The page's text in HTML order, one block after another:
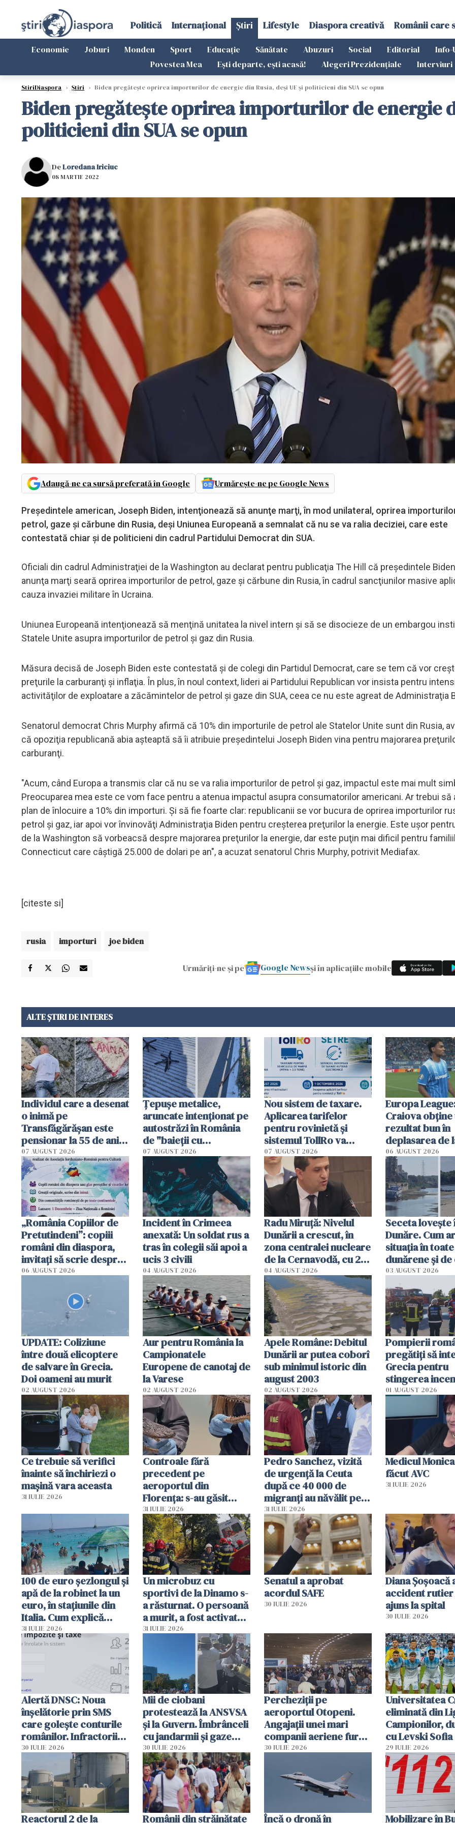
Politică Internațional Știri Lifestyle Diaspora creativă Românii care
Economie Joburi Monden Sport Educație Sănătate Abuzuri Social Editorial Info-
Povestea Mea
Ești departe, ești acasă! Alegeri Prezidențiale Interviuri
StiriDiaspora › Știri › Biden pregăteşte oprirea importurilor de energie din Rusia, deşi UE și politicieni din SUA se opun
Biden pregăteşte oprirea importurilor de energie
politicieni din SUA se opun
DeLoredana Iriciuc
08 MARTIE 2022
Adaugă-ne ca sursă preferată în Google Urmărește-ne pe Google News
Preşedintele american, Joseph Biden, intenţionează să anunţe marţi, în mod unilateral, oprirea
petrol, gaze şi cărbune din Rusia, deşi Uniunea Europeană a semnalat că nu se va ralia deciziei, care este
contestată chiar şi de politicieni din cadrul Partidului Democrat din SUA.
Oficiali din cadrul Administraţiei de la Washington au declarat pentru publicaţia The Hill că preşedintele
anunţa marţi seară oprirea importurilor de petrol, gaze şi cărbune din Rusia, în cadrul sancţiunilor masive
cauza invaziei militare în Ucraina.
Uniunea Europeană intenţionează să menţină unitatea la nivel intern şi să se disocieze de un embargou
Statele Unite asupra importurilor de petrol şi gaz din Rusia.
Măsura decisă de Joseph Biden este contestată şi de colegi din Partidul Democrat, care se tem că vor
preţurile la carburanţi şi inflaţia. În plus, în noul context, lideri ai Partidului Republican vor insista pentru
activităţilor de exploatare a zăcămintelor de petrol şi gaze din SUA, ceea ce nu este agreat de Administraţia
Senatorul democrat Chris Murphy afirmă că 10% din importurile de petrol ale Statelor Unite sunt din Rusia,
că opoziţia republicană abia aşteaptă să îi atribuie preşedintelui Joseph Biden vina pentru majorarea
carburanţi.
"Acum, când Europa a transmis clar că nu se va ralia importurilor de petrol şi gaz, impactul este mai mult
Preocuparea mea este ce vom face pentru a atenua impactul asupra consumatorilor americani. Ar trebui să
plan de înlocuire a 10% din importuri. Şi să fie foarte clar: republicanii se vor bucura de oprirea importurilor
petrol şi gaz, iar apoi vor învinovăţi Administraţia Biden pentru creşterea preţurilor la energie. Este uşor
de la Washington să vorbeacsă despre majorarea preţurilor la energie, dar este puţin mai dificil pentru
Connecticut care câştigă 25.000 de dolari pe an", a acuzat senatorul Chris Murphy, potrivit Mediafax.
[citeste si]
rusia importuri joe biden
Urmăriți-ne și pe Google Newsși în aplicațiile mobile
ALTE ȘTIRI DE INTERES
Individul care a desenat
o inimă pe
Transfăgărășan este
pensionar la 55 de ani.
Poliția l-a identificat
07 AUGUST 2026
Țepușe metalice,
aruncate intenționat pe
autostrăzi în România
de "baieții cu
platforme": "Mi-au
cerut 1200 lei să mă
tracteze"
07 AUGUST 2026
Nou sistem de taxare.
Aplicarea tarifelor
pentru rovinietă şi
sistemul TollRo va
începe la 1 octombrie
07 AUGUST 2026
Europa
Craiova obține
rezultat bun în
deplasarea de
06 AUGUST 2026
„România Copiilor de
Pretutindeni”: copiii
români din diaspora,
invitați să scrie despre
România într-un volum
06 AUGUST 2026
Incident în Crimeea
anexată: Un soldat rus a
tras în colegii săi apoi a
ucis 3 civili
04 AUGUST 2026
Radu Miruţă: Nivelul
Dunării a crescut, în
zona centralei nucleare
de la Cernavodă, cu 2
cm faţă de ziua trecută
04 AUGUST 2026
Seceta
Dunăre. Cum
situația în
dunărene și de
România
efectele, deși a
în iulie
03 AUGUST 2026
UPDATE: Coliziune
între două elicoptere
de salvare în Grecia.
Doi oameni au murit
02 AUGUST 2026
Aur pentru România la
Campionatele
Europene de canotaj de
la Varese
02 AUGUST 2026
Apele Române: Debitul
Dunării ar putea coborî
sub minimul istoric din
august 2003
02 AUGUST 2026
Pompierii
pregătiţi să
Grecia pentru
stingerea
01 AUGUST 2026
Ce trebuie să verifici
înainte să închiriezi o
mașină vara aceasta
31 IULIE 2026
Controale fără
precedent pe
aeroportul din
Florența: s-au găsit
capete de aligator și o
sumă imensă de bani
31 IULIE 2026
Pedro Sanchez, vizită
de urgență la Ceuta
după ce 40 000 de
migranți au năvălit pe
teritoriul spaniol: „Vom
mobiliza toate
resursele"
31 IULIE 2026
Medicul
făcut AVC
31 IULIE 2026
100 de euro șezlongul și
apă de la robinet la un
euro, în stațiunile din
Italia. Cum explică
autoritățile
31 IULIE 2026
Un microbuz cu
sportivi de la Dinamo s-
a răsturnat. O persoană
a murit, a fost activat
planul roșu de
31 IULIE 2026
Senatul a aprobat
acordul SAFE
30 IULIE 2026
Diana Șoșoacă
accident rutier
ajuns la spital
30 IULIE 2026
Alertă DNSC: Noua
înșelătorie prin SMS
care golește conturile
românilor. Infractorii
folosesc numele
Ghișeul.ro și al Poliției
Române
30 IULIE 2026
Mii de ciobani
protestează la ANSVSA
și la Guvern. Îmbrânceli
cu jandarmii și gaze
lacrimogene
30 IULIE 2026
Percheziții pe
aeroportul Otopeni.
Angajații unei mari
companii aeriene furau
parfumuri, ceasuri și
vânzării
30 IULIE 2026
Universitatea
eliminată din
Campionilor,
cu Levski Sofia
29 IULIE 2026
Reactorul 2 de la Românii din străinătate Încă o dronă în Mobilizare în